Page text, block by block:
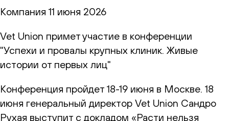
Компания 11 июня 2026
Vet Union примет участие в конференции
"Успехи и провалы крупных клиник. Живые
истории от первых лиц"
Конференция пройдет 18-19 июня в Москве. 18
июня генеральный директор Vet Union Сандро
Рухая выступит с докладом «Расти нельзя